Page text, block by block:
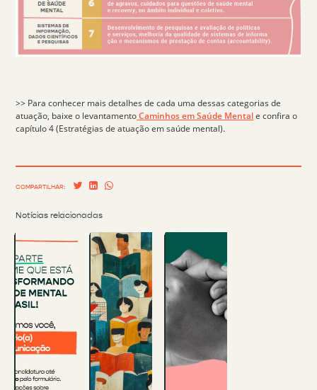
>> Para conhecer mais detalhes de cada uma dessas categorias de
atuação, baixe o levantamento Caminhos em Saúde Mental e confira o
capítulo 4 (Estratégias de atuação em saúde mental).
COMPARTILHAR:
Notícias relacionadas